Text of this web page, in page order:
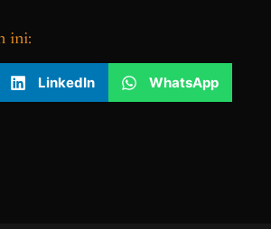
ini:
LinkedIn WhatsApp